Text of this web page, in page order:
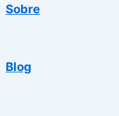
Sobre
Blog